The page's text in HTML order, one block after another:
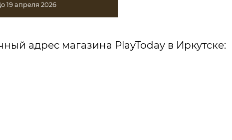
19 апреля 2026
адрес магазина PlayToday в Иркутске: